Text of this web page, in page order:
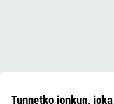
Tunnetko jonkun,